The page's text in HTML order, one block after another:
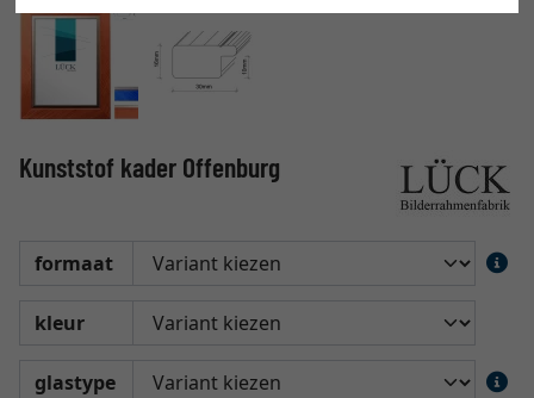
Kunststof kader Offenburg
formaat
kleur
glastype